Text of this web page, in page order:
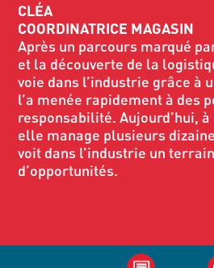
CLÉA
COORDINATRICE MAGASIN
Après un parcours marqué
et la découverte de la
voie dans l’industrie grâce à
l’a menée rapidement à des
responsabilité. Aujourd’hui,
elle manage plusieurs
voit dans l’industrie un
d’opportunités.